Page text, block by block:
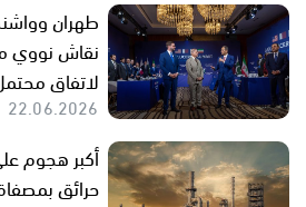
طهران
نقاش نووي
لاتفاق
22.06.2026
أكبر هجوم
حرائق